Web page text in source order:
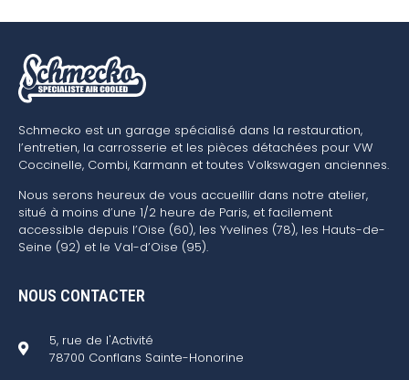
Schmecko est un garage spécialisé dans la restauration,
l’entretien, la carrosserie et les pièces détachées pour VW
Coccinelle, Combi, Karmann et toutes Volkswagen anciennes.
Nous serons heureux de vous accueillir dans notre atelier,
situé à moins d’une 1/2 heure de Paris, et facilement
accessible depuis l’Oise (60), les Yvelines (78), les Hauts-de-
Seine (92) et le Val-d’Oise (95).
NOUS CONTACTER
5, rue de l'Activité
78700 Conflans Sainte-Honorine